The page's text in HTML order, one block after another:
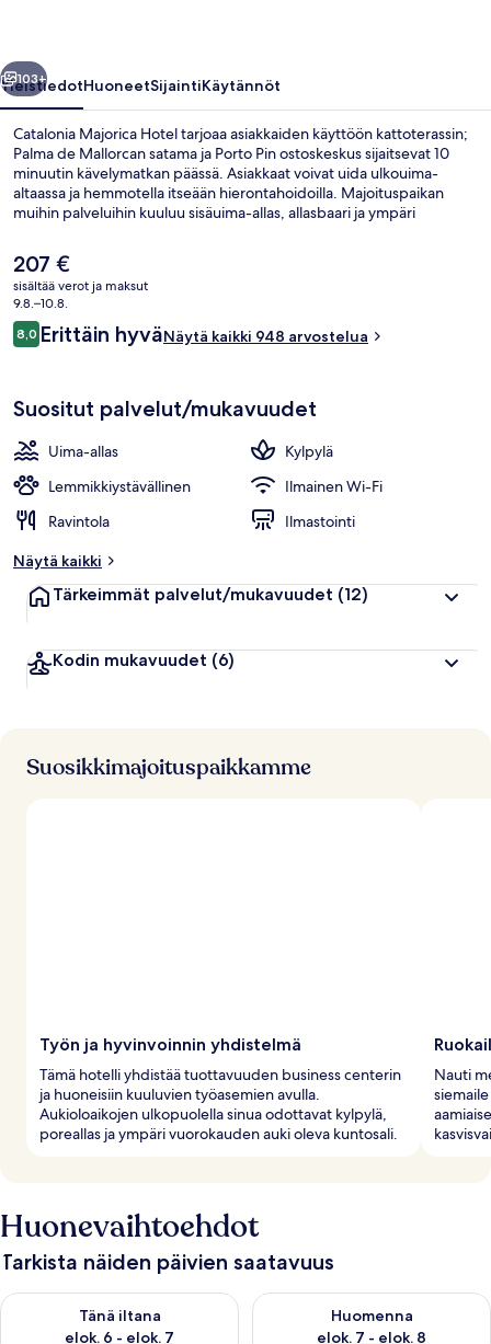
Seuraava
103+
YleistiedotHuoneetSijaintiKäytännöt
Catalonia Majorica Hotel tarjoaa asiakkaiden käyttöön kattoterassin;
Palma de Mallorcan satama ja Porto Pin ostoskeskus sijaitsevat 10
minuutin kävelymatkan päässä. Asiakkaat voivat uida ulkouima-
altaassa ja hemmotella itseään hierontahoidoilla. Majoituspaikan
muihin palveluihin kuuluu sisäuima-allas, allasbaari ja ympäri
majoituspaikan avuliasta henkilökuntaa.
Nykyinen
hinta
on
207 €
207 €
sisältää verot ja maksut
9.8.–10.8.
Arvostelut
8,08,0 kautta 10.
Erittäin hyväNäytä kaikki 948 arvostelua
Suositut palvelut/mukavuudet
Uima-allas
Kylpylä
Lemmikkiystävällinen
Ilmainen Wi-Fi
Ravintola
Ilmastointi
Näytä kaikki
Tärkeimmät palvelut/mukavuudet (12)
Kodin mukavuudet (6)
Suosikkimajoituspaikkamme
Työn ja hyvinvoinnin yhdistelmä
Tämä hotelli yhdistää tuottavuuden business centerin
ja huoneisiin kuuluvien työasemien avulla.
Aukioloaikojen ulkopuolella sinua odottavat kylpylä,
poreallas ja ympäri vuorokauden auki oleva kuntosali.
Nauti
Huonevaihtoehdot
Tarkista näiden päivien saatavuus
Tänä iltana
elok. 6 - elok. 7
Tarkista tämän illan saatavuus elok. 6 - elok. 7
Huomenna
elok. 7 - elok. 8
Tarkista huomisen saatavuus